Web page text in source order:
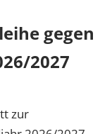
gegen
2027
zur